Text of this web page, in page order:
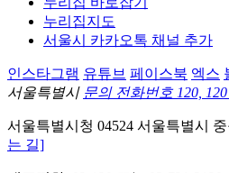
누리집지도
서울시 카카오톡 채널 추가
인스타그램 유튜브 페이스북 엑스
서울특별시 문의 전화번호 120,
서울특별시청 04524 서울특별시
는 길]